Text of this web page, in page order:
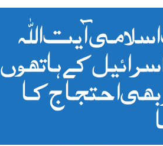
آیت اللہ
کے ہاتھوں
احتجاج کا